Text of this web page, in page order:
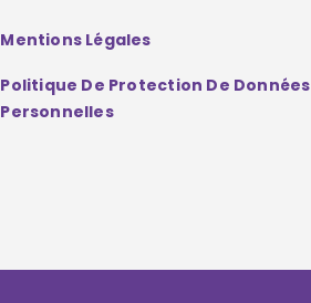
Mentions Légales
Politique De Protection De Données
Personnelles